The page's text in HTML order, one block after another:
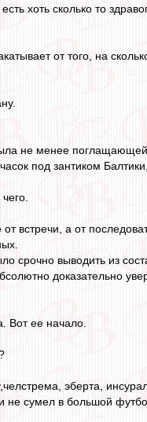
хоть сколько то
от того, на
не менее поглащающей.
под зантиком
встречи, а от
срочно выводить из
доказательно
Вот ее начало.
эберта,
не сумел в большой